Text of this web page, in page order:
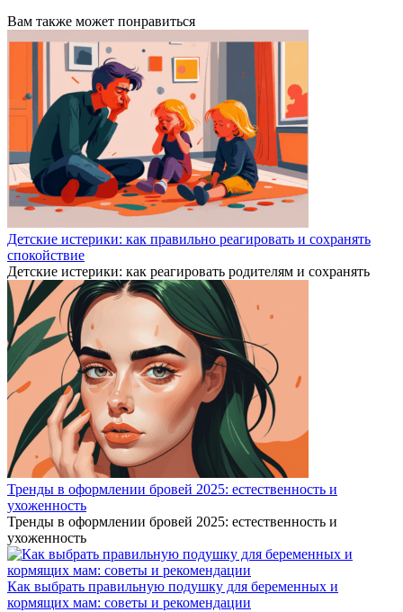
Вам также может понравиться
Детские истерики: как правильно реагировать и сохранять
спокойствие
Детские истерики: как реагировать родителям и сохранять
Тренды в оформлении бровей 2025: естественность и
ухоженность
Тренды в оформлении бровей 2025: естественность и
ухоженность
Как выбрать правильную подушку для беременных и
кормящих мам: советы и рекомендации